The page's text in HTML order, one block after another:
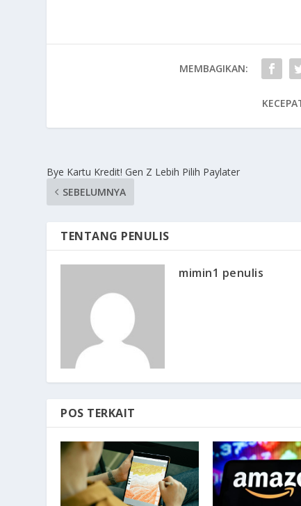
MEMBAGIKAN:
Bye Kartu Kredit! Gen Z Lebih Pilih Paylater
SEBELUMNYA
TENTANG PENULIS
mimin1 penulis
POS TERKAIT